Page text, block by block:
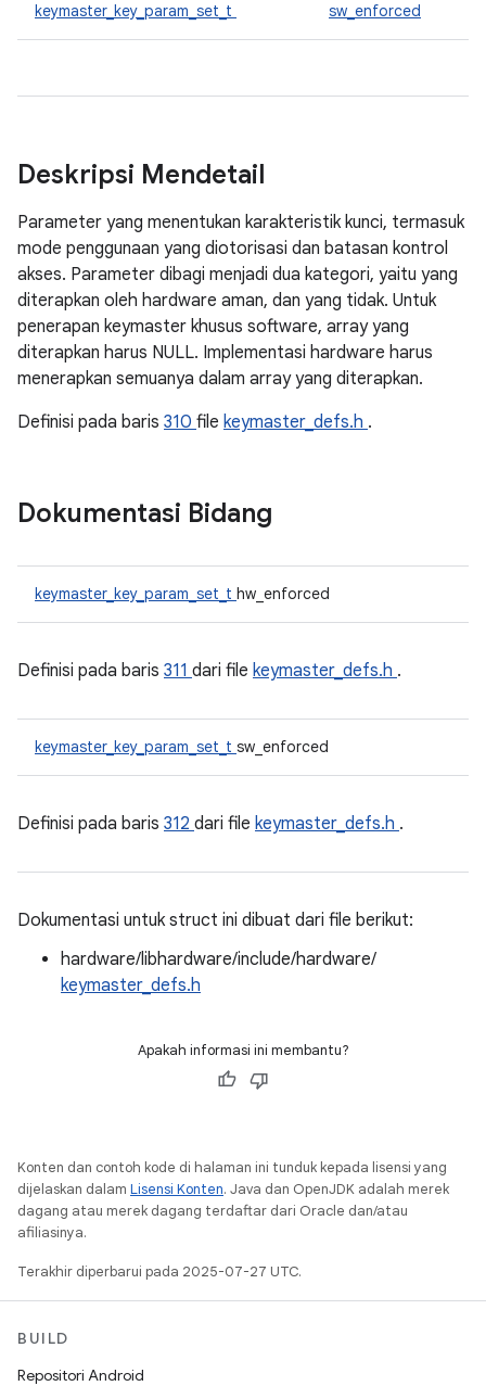
keymaster_key_param_set_t sw_enforced
Deskripsi Mendetail
Parameter yang menentukan karakteristik kunci, termasuk
mode penggunaan yang diotorisasi dan batasan kontrol
akses. Parameter dibagi menjadi dua kategori, yaitu yang
diterapkan oleh hardware aman, dan yang tidak. Untuk
penerapan keymaster khusus software, array yang
diterapkan harus NULL. Implementasi hardware harus
menerapkan semuanya dalam array yang diterapkan.
Definisi pada baris 310 file keymaster_defs.h .
Dokumentasi Bidang
keymaster_key_param_set_t hw_enforced
Definisi pada baris 311 dari file keymaster_defs.h .
keymaster_key_param_set_t sw_enforced
Definisi pada baris 312 dari file keymaster_defs.h .
Dokumentasi untuk struct ini dibuat dari file berikut:
hardware/libhardware/include/hardware/
keymaster_defs.h
Apakah informasi ini membantu?
Konten dan contoh kode di halaman ini tunduk kepada lisensi yang
dijelaskan dalam Lisensi Konten. Java dan OpenJDK adalah merek
dagang atau merek dagang terdaftar dari Oracle dan/atau
afiliasinya.
Terakhir diperbarui pada 2025-07-27 UTC.
BUILD
Repositori Android